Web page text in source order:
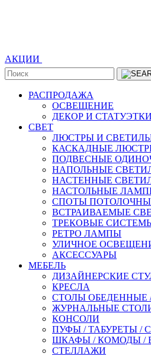
АКЦИИ
РАСПРОДАЖА
ОСВЕЩЕНИЕ
ДЕКОР И СТАТУЭТКИ
CВЕТ
ЛЮСТРЫ И
КАСКАДНЫЕ
ПОДВЕСНЫЕ
НАПОЛЬНЫЕ
НАСТЕННЫЕ
НАСТОЛЬНЫЕ
СПОТЫ
ВСТРАИВАЕМЫЕ
ТРЕКОВЫЕ
РЕТРО ЛАМПЫ
УЛИЧНОЕ
АКСЕССУАРЫ
МЕБЕЛЬ
ДИЗАЙНЕРСКИЕ
КРЕСЛА
СТОЛЫ ОБЕДЕННЫЕ
ЖУРНАЛЬНЫЕ
КОНСОЛИ
ПУФЫ / ТАБУРЕТЫ /
ШКАФЫ / КОМОДЫ /
СТЕЛЛАЖИ